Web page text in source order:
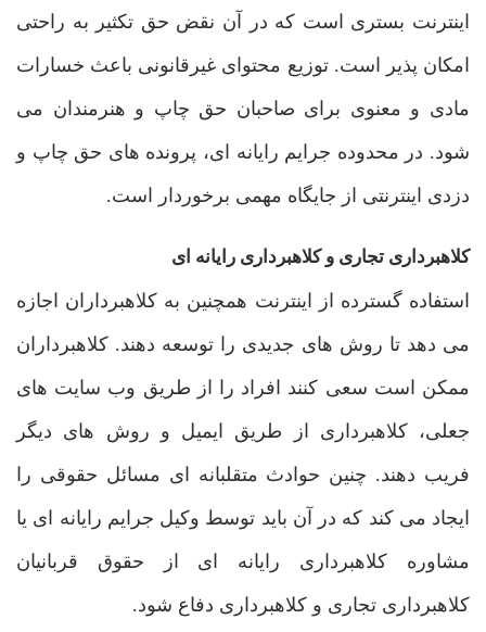
اینترنت بستری است که در آن نقض حق تکثیر به راحتی
امکان پذیر است. توزیع محتوای غیرقانونی باعث خسارات
مادی و معنوی برای صاحبان حق چاپ و هنرمندان می
شود. در محدوده جرایم رایانه‌ ای، پرونده های حق چاپ و
دزدی اینترنتی از جایگاه مهمی برخوردار است.
کلاهبرداری تجاری و کلاهبرداری رایانه‌ ای
استفاده گسترده از اینترنت همچنین به کلاهبرداران اجازه
می دهد تا روش های جدیدی را توسعه دهند. کلاهبرداران
ممکن است سعی کنند افراد را از طریق وب سایت های
جعلی، کلاهبرداری از طریق ایمیل و روش های دیگر
فریب دهند. چنین حوادث متقلبانه ای مسائل حقوقی را
ایجاد می کند که در آن باید توسط وکیل جرایم رایانه ای یا
مشاوره کلاهبرداری رایانه ای از حقوق قربانیان
کلاهبرداری تجاری و کلاهبرداری دفاع شود.